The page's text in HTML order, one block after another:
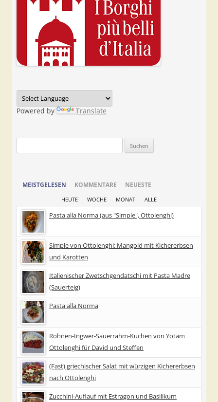
Powered by Translate
nach:
MEISTGELESEN KOMMENTARE NEUESTE
HEUTE WOCHE MONAT ALLE
Pasta alla Norma (aus "Simple", Ottolenghi)
Simple von Ottolenghi: Mangold mit Kichererbsen
und Karotten
Italienischer Zwetschgendatschi mit Pasta Madre
(Sauerteig)
Pasta alla Norma
Rohnen-Ingwer-Sauerrahm-Kuchen von Yotam
Ottolenghi für David und Steffen
(Fast) griechischer Salat mit würzigen Kichererbsen
nach Ottolenghi
Zucchini-Auflauf mit Estragon und Basilikum